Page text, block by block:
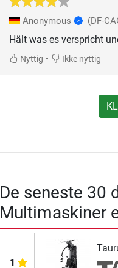
Anonymous (DF-
Hält was es verspricht
Nyttig • Ikke nyttig
De seneste 30
Multimaskiner
1